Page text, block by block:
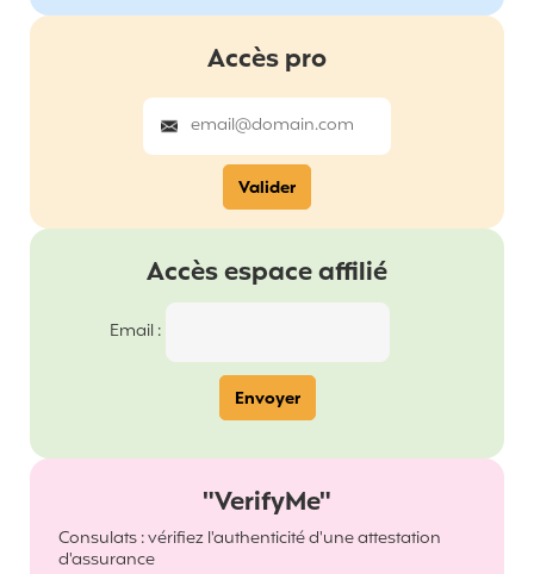
Accès pro
Accès espace affilié
Email :
"VerifyMe"
Consulats : vérifiez l'authenticité d'une attestation
d'assurance